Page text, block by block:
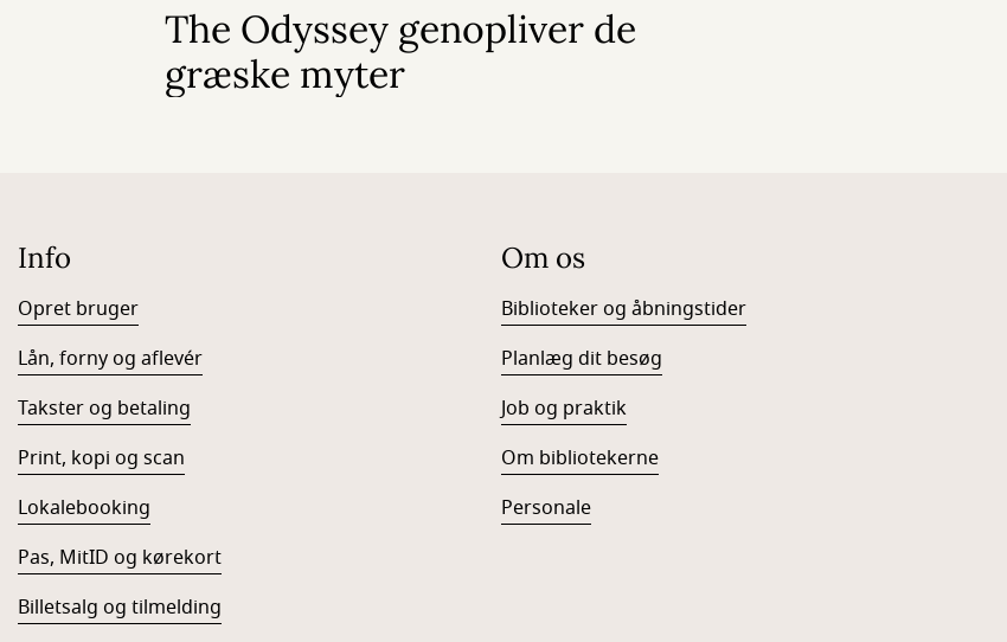
The Odyssey genopliver de
græske myter
Info
Opret bruger
Lån, forny og aflevér
Takster og betaling
Print, kopi og scan
Lokalebooking
Pas, MitID og kørekort
Billetsalg og tilmelding
Om os
Biblioteker og åbningstider
Planlæg dit besøg
Job og praktik
Om bibliotekerne
Personale